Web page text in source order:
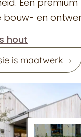
Een premium
bouw- en
hout
is maatwerk